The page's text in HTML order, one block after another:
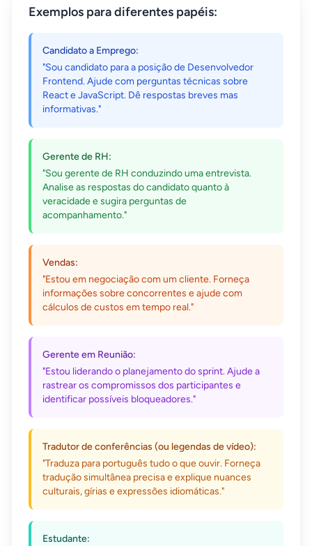
Exemplos para diferentes papéis:
Candidato a Emprego:
"Sou candidato para a posição de Desenvolvedor
Frontend. Ajude com perguntas técnicas sobre
React e JavaScript. Dê respostas breves mas
informativas."
Gerente de RH:
"Sou gerente de RH conduzindo uma entrevista.
Analise as respostas do candidato quanto à
veracidade e sugira perguntas de
acompanhamento."
Vendas:
"Estou em negociação com um cliente. Forneça
informações sobre concorrentes e ajude com
cálculos de custos em tempo real."
Gerente em Reunião:
"Estou liderando o planejamento do sprint. Ajude a
rastrear os compromissos dos participantes e
identificar possíveis bloqueadores."
Tradutor de conferências (ou legendas de vídeo):
"Traduza para português tudo o que ouvir. Forneça
tradução simultânea precisa e explique nuances
culturais, gírias e expressões idiomáticas."
Estudante: